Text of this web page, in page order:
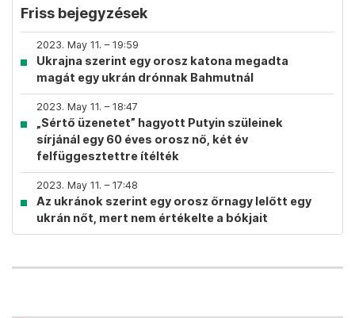
Friss bejegyzések
2023. May 11. – 19:59
Ukrajna szerint egy orosz katona megadta
magát egy ukrán drónnak Bahmutnál
2023. May 11. – 18:47
„Sértő üzenetet” hagyott Putyin szüleinek
sírjánál egy 60 éves orosz nő, két év
felfüggesztettre ítélték
2023. May 11. – 17:48
Az ukránok szerint egy orosz őrnagy lelőtt egy
ukrán nőt, mert nem értékelte a bókjait